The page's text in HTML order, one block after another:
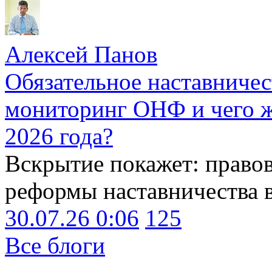
Алексей Панов
Обязательное
мониторинг ОНФ и чего
2026 года?
Вскрытие покажет:
реформы наставничества
30.07.26 0:06 125
Все блоги